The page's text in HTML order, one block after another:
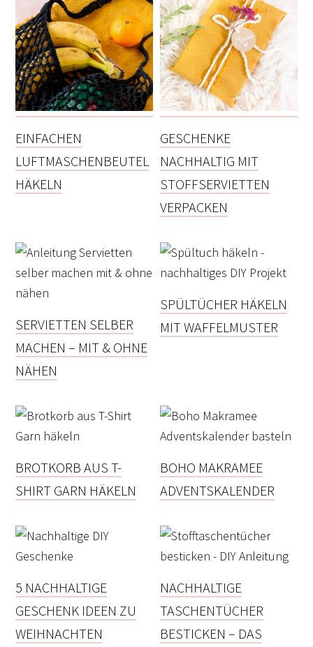
EINFACHEN
LUFTMASCHENBEUTEL
HÄKELN
GESCHENKE
NACHHALTIG MIT
STOFFSERVIETTEN
VERPACKEN
SERVIETTEN SELBER
MACHEN – MIT & OHNE
NÄHEN
SPÜLTÜCHER HÄKELN
MIT WAFFELMUSTER
BROTKORB AUS T-
SHIRT GARN HÄKELN
BOHO MAKRAMEE
ADVENTSKALENDER
5 NACHHALTIGE
GESCHENK IDEEN ZU
WEIHNACHTEN
NACHHALTIGE
TASCHENTÜCHER
BESTICKEN – DAS